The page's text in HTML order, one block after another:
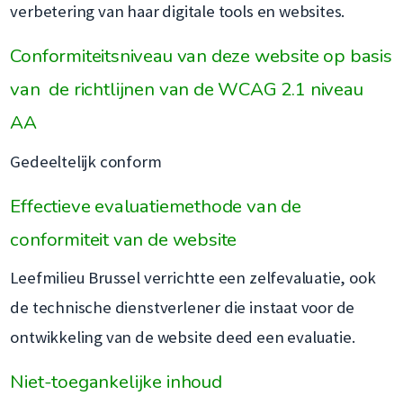
verbetering van haar digitale tools en websites.
Conformiteitsniveau van deze website op basis
van de richtlijnen van de WCAG 2.1 niveau
AA
Gedeeltelijk conform
Effectieve evaluatiemethode van de
conformiteit van de website
Leefmilieu Brussel verrichtte een zelfevaluatie, ook
de technische dienstverlener die instaat voor de
ontwikkeling van de website deed een evaluatie.
Niet-toegankelijke inhoud